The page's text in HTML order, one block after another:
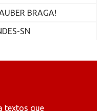
BRAGA!
SN
textos que